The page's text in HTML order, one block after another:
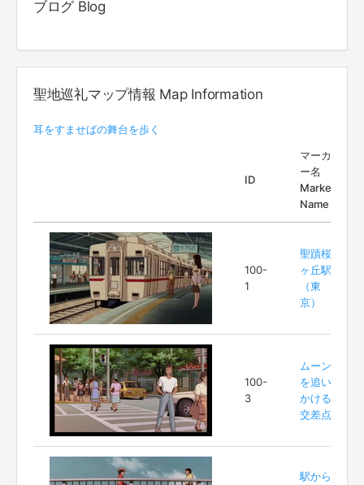
ブログ Blog
聖地巡礼マップ情報 Map Information
耳をすませばの舞台を歩く
ID
マーカ
ー名
Marker
Name
100-
1
聖蹟桜
ヶ丘駅
（東
京）
100-
3
ムーン
を追い
かける
交差点
駅から